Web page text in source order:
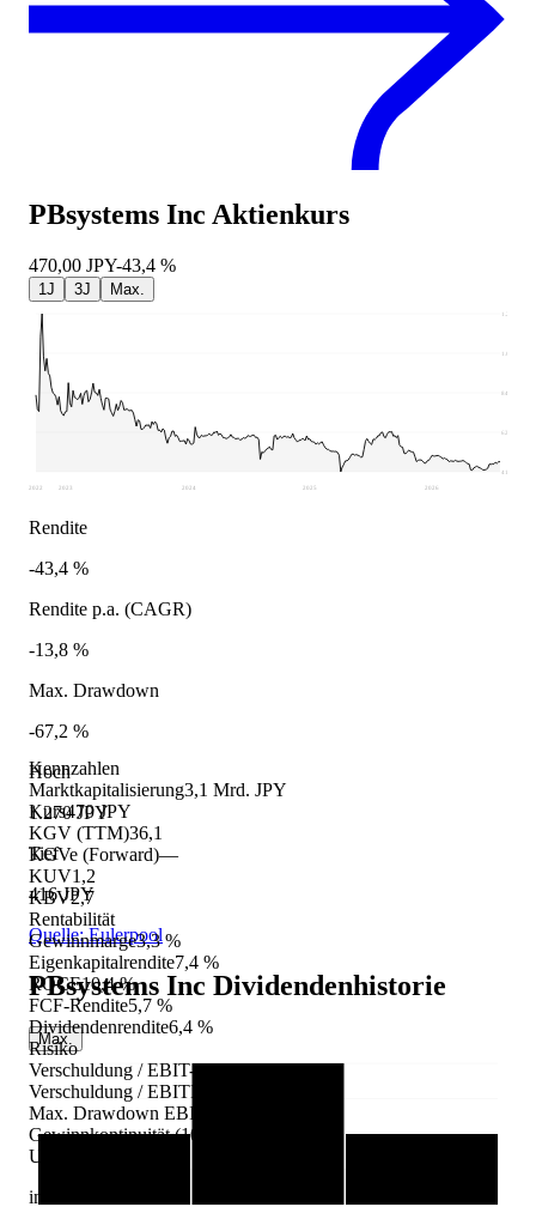
Kennzahlen
Marktkapitalisierung3,1 Mrd. JPY
Kurs470 JPY
KGV (TTM)36,1
KGVe (Forward)—
KUV1,2
KBV2,7
Rentabilität
Gewinnmarge3,3 %
Eigenkapitalrendite7,4 %
ROCE10,4 %
FCF-Rendite5,7 %
Dividendenrendite6,4 %
Risiko
Verschuldung / EBIT-6,2×
Verschuldung / EBITDA
Max. Drawdown EBIT (10J)
Gewinnkontinuität (10J)
Umsatz
in Mio. JPY
PBsystems Inc Aktienkurs
470,00 JPY-43,4 %
1J 3J Max.
416
629,5
843
1.057
1.270
2022 2023 2024 2025 2026
Rendite
-43,4 %
Rendite p.a. (CAGR)
-13,8 %
Max. Drawdown
-67,2 %
Hoch
1.270 JPY
Tief
416 JPY
Quelle: Eulerpool
PBsystems Inc Dividendenhistorie
Max.